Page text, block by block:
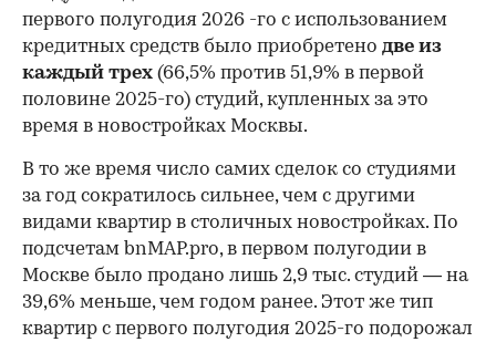
первого полугодия 2026 -го с использованием
кредитных средств было приобретено две из
каждый трех (66,5% против 51,9% в первой
половине 2025-го) студий, купленных за это
время в новостройках Москвы.
В то же время число самих сделок со студиями
за год сократилось сильнее, чем с другими
видами квартир в столичных новостройках. По
подсчетам bnMAP.pro, в первом полугодии в
Москве было продано лишь 2,9 тыс. студий — на
39,6% меньше, чем годом ранее. Этот же тип
квартир с первого полугодия 2025-го подорожал